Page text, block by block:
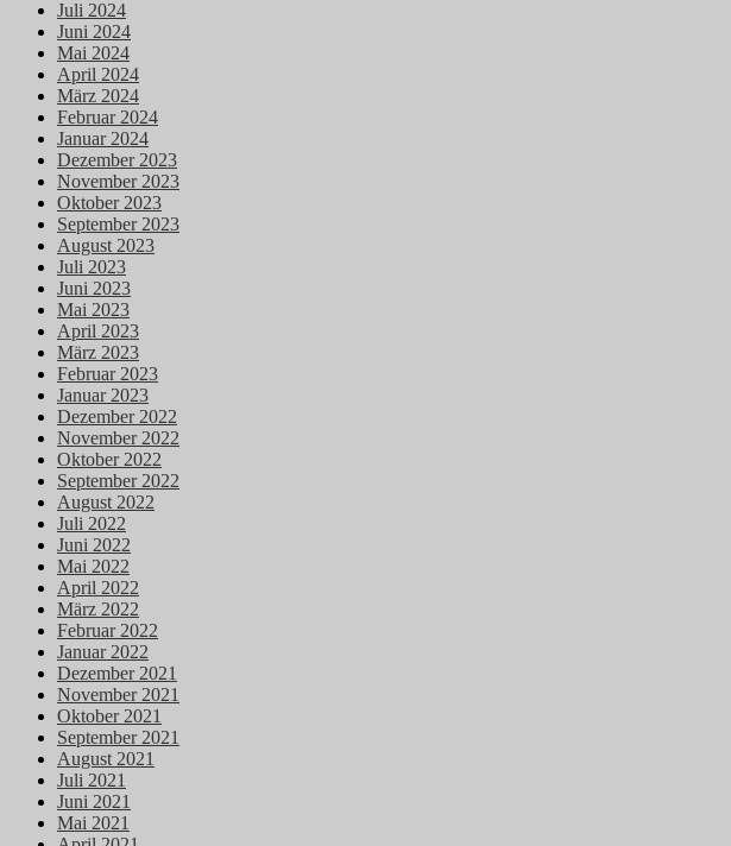
Juli 2024
Juni 2024
Mai 2024
April 2024
März 2024
Februar 2024
Januar 2024
Dezember 2023
November 2023
Oktober 2023
September 2023
August 2023
Juli 2023
Juni 2023
Mai 2023
April 2023
März 2023
Februar 2023
Januar 2023
Dezember 2022
November 2022
Oktober 2022
September 2022
August 2022
Juli 2022
Juni 2022
Mai 2022
April 2022
März 2022
Februar 2022
Januar 2022
Dezember 2021
November 2021
Oktober 2021
September 2021
August 2021
Juli 2021
Juni 2021
Mai 2021